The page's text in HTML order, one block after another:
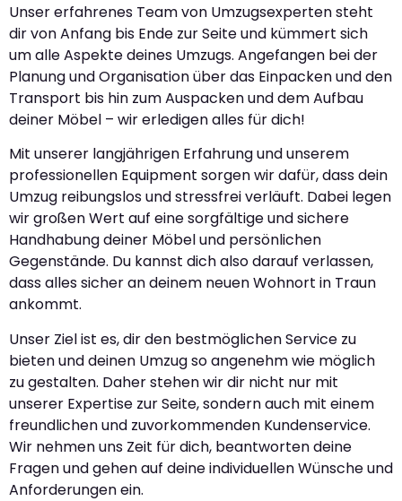
Unser erfahrenes Team von Umzugsexperten steht
dir von Anfang bis Ende zur Seite und kümmert sich
um alle Aspekte deines Umzugs. Angefangen bei der
Planung und Organisation über das Einpacken und den
Transport bis hin zum Auspacken und dem Aufbau
deiner Möbel – wir erledigen alles für dich!
Mit unserer langjährigen Erfahrung und unserem
professionellen Equipment sorgen wir dafür, dass dein
Umzug reibungslos und stressfrei verläuft. Dabei legen
wir großen Wert auf eine sorgfältige und sichere
Handhabung deiner Möbel und persönlichen
Gegenstände. Du kannst dich also darauf verlassen,
dass alles sicher an deinem neuen Wohnort in Traun
ankommt.
Unser Ziel ist es, dir den bestmöglichen Service zu
bieten und deinen Umzug so angenehm wie möglich
zu gestalten. Daher stehen wir dir nicht nur mit
unserer Expertise zur Seite, sondern auch mit einem
freundlichen und zuvorkommenden Kundenservice.
Wir nehmen uns Zeit für dich, beantworten deine
Fragen und gehen auf deine individuellen Wünsche und
Anforderungen ein.